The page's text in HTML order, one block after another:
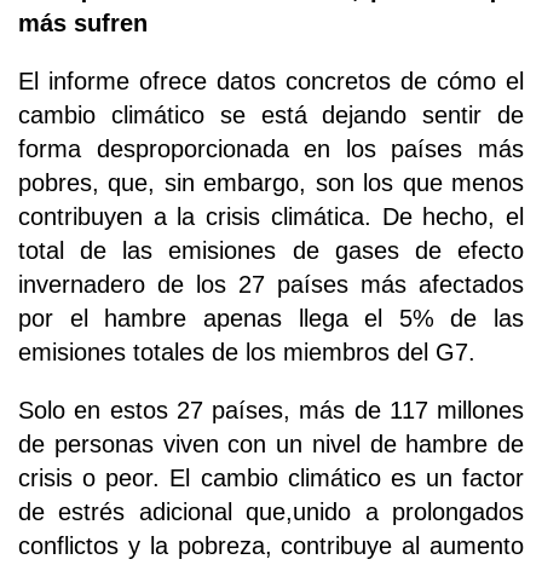
más sufren
El informe ofrece datos concretos de cómo el
cambio climático se está dejando sentir de
forma desproporcionada en los países más
pobres, que, sin embargo, son los que menos
contribuyen a la crisis climática. De hecho, el
total de las emisiones de gases de efecto
invernadero de los 27 países más afectados
por el hambre apenas llega el 5% de las
emisiones totales de los miembros del G7.
Solo en estos 27 países, más de 117 millones
de personas viven con un nivel de hambre de
crisis o peor. El cambio climático es un factor
de estrés adicional que,unido a prolongados
conflictos y la pobreza, contribuye al aumento